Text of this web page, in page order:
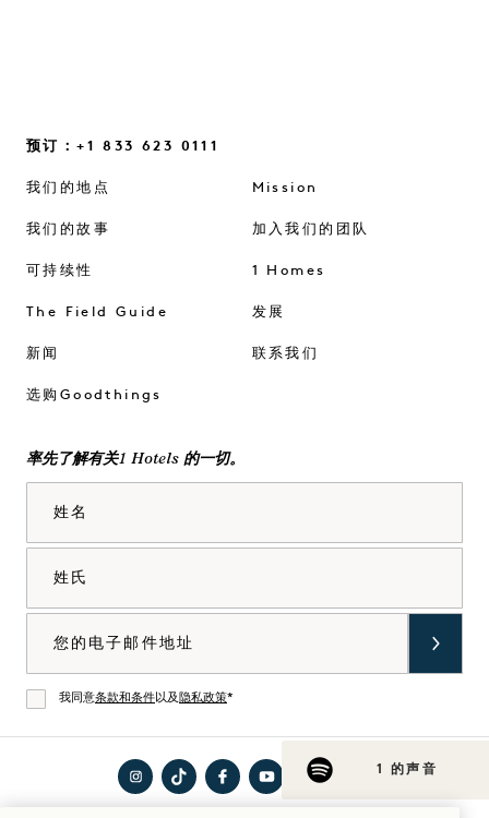
1 的声音
预订：+1 833 623 0111
我们的地点
我们的故事
可持续性
The Field Guide
新闻
选购Goodthings
Mission
加入我们的团队
1 Homes
发展
联系我们
率先了解有关1 Hotels 的一切。
同意
我同意条款和条件以及 隐私政策*